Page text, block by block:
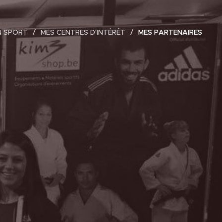
SPORT MES CENTRES D'INTÉRÊT MES PARTENAIRES